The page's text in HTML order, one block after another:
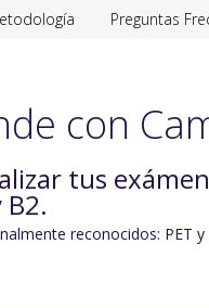
Preguntas
con
tus
B2.
reconocidos: PET y